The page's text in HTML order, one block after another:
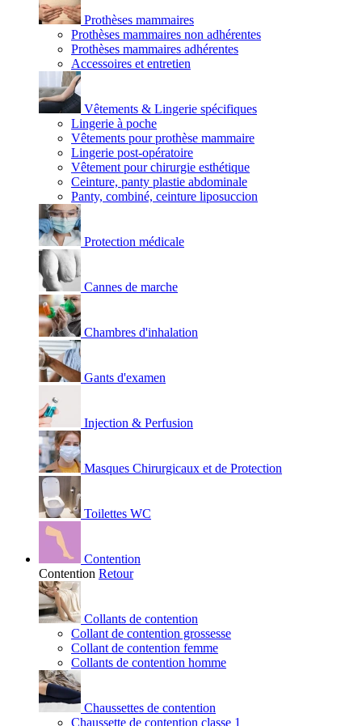
Prothèses mammaires
Prothèses mammaires non adhérentes
Prothèses mammaires adhérentes
Accessoires et entretien
Vêtements & Lingerie spécifiques
Lingerie à poche
Vêtements pour prothèse mammaire
Lingerie post-opératoire
Vêtement pour chirurgie esthétique
Ceinture, panty plastie abdominale
Panty, combiné, ceinture liposuccion
Protection médicale
Cannes de marche
Chambres d'inhalation
Gants d'examen
Injection & Perfusion
Masques Chirurgicaux et de Protection
Toilettes WC
Contention
Contention Retour
Collants de contention
Collant de contention grossesse
Collant de contention femme
Collants de contention homme
Chaussettes de contention
Chaussette de contention classe 1